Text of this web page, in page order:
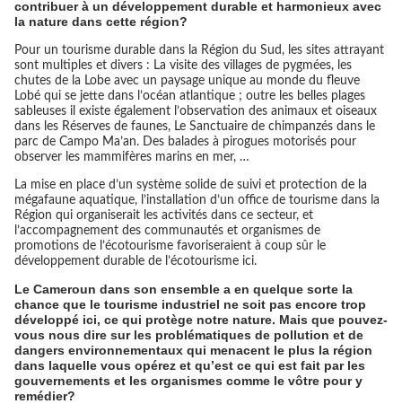
contribuer à un développement durable et harmonieux avec
la nature dans cette région?
Pour un tourisme durable dans la Région du Sud, les sites attrayant
sont multiples et divers : La visite des villages de pygmées, les
chutes de la Lobe avec un paysage unique au monde du fleuve
Lobé qui se jette dans l’océan atlantique ; outre les belles plages
sableuses il existe également l’observation des animaux et oiseaux
dans les Réserves de faunes, Le Sanctuaire de chimpanzés dans le
parc de Campo Ma’an. Des balades à pirogues motorisés pour
observer les mammifères marins en mer, …
La mise en place d’un système solide de suivi et protection de la
mégafaune aquatique, l’installation d’un office de tourisme dans la
Région qui organiserait les activités dans ce secteur, et
l’accompagnement des communautés et organismes de
promotions de l’écotourisme favoriseraient à coup sûr le
développement durable de l’écotourisme ici.
Le Cameroun dans son ensemble a en quelque sorte la
chance que le tourisme industriel ne soit pas encore trop
développé ici, ce qui protège notre nature. Mais que pouvez-
vous nous dire sur les problématiques de pollution et de
dangers environnementaux qui menacent le plus la région
dans laquelle vous opérez et qu’est ce qui est fait par les
gouvernements et les organismes comme le vôtre pour y
remédier?